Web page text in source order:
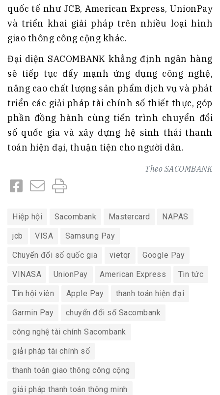
quốc tế như JCB, American Express, UnionPay
và triển khai giải pháp trên nhiều loại hình
giao thông công cộng khác.
Đại diện SACOMBANK khẳng định ngân hàng
sẽ tiếp tục đẩy mạnh ứng dụng công nghệ,
nâng cao chất lượng sản phẩm dịch vụ và phát
triển các giải pháp tài chính số thiết thực, góp
phần đồng hành cùng tiến trình chuyển đổi
số quốc gia và xây dựng hệ sinh thái thanh
toán hiện đại, thuận tiện cho người dân.
Theo SACOMBANK
Hiệp hội Sacombank Mastercard NAPAS
jcb VISA Samsung Pay
Chuyển đổi số quốc gia vietqr Google Pay
VINASA UnionPay American Express Tin tức
Tin hội viên Apple Pay thanh toán hiện đại
Garmin Pay chuyển đổi số Sacombank
công nghệ tài chính Sacombank
giải pháp tài chính số
thanh toán giao thông công cộng
giải pháp thanh toán thông minh